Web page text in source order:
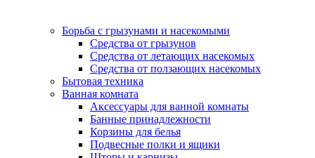
Борьба с грызунами и насекомыми
Средства от грызунов
Средства от летающих насекомых
Средства от ползающих насекомых
Бытовая техника
Ванная комната
Аксессуары для ванной комнаты
Банные принадлежности
Корзины для белья
Подвесные полки и ящики